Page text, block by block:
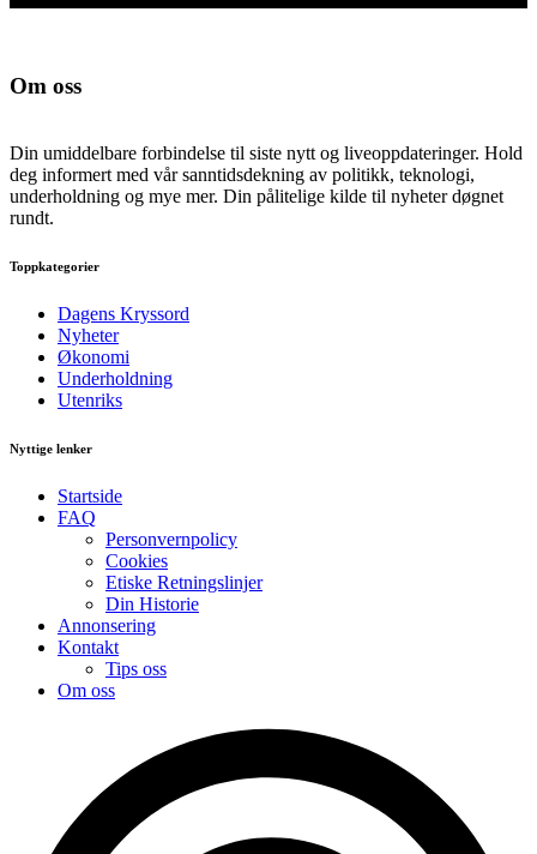
Om oss
Din umiddelbare forbindelse til siste nytt og liveoppdateringer. Hold
deg informert med vår sanntidsdekning av politikk, teknologi,
underholdning og mye mer. Din pålitelige kilde til nyheter døgnet
rundt.
Toppkategorier
Dagens Kryssord
Nyheter
Økonomi
Underholdning
Utenriks
Nyttige lenker
Startside
FAQ
Personvernpolicy
Cookies
Etiske Retningslinjer
Din Historie
Annonsering
Kontakt
Tips oss
Om oss